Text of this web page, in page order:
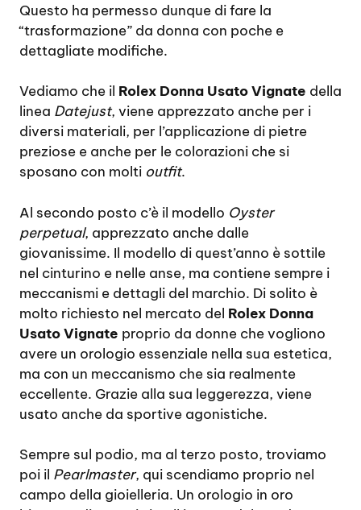
Questo ha permesso dunque di fare la
“trasformazione” da donna con poche e
dettagliate modifiche.
Vediamo che il Rolex Donna Usato Vignate della
linea Datejust, viene apprezzato anche per i
diversi materiali, per l’applicazione di pietre
preziose e anche per le colorazioni che si
sposano con molti outfit.
Al secondo posto c’è il modello Oyster
perpetual, apprezzato anche dalle
giovanissime. Il modello di quest’anno è sottile
nel cinturino e nelle anse, ma contiene sempre i
meccanismi e dettagli del marchio. Di solito è
molto richiesto nel mercato del Rolex Donna
Usato Vignate proprio da donne che vogliono
avere un orologio essenziale nella sua estetica,
ma con un meccanismo che sia realmente
eccellente. Grazie alla sua leggerezza, viene
usato anche da sportive agonistiche.
Sempre sul podio, ma al terzo posto, troviamo
poi il Pearlmaster, qui scendiamo proprio nel
campo della gioielleria. Un orologio in oro